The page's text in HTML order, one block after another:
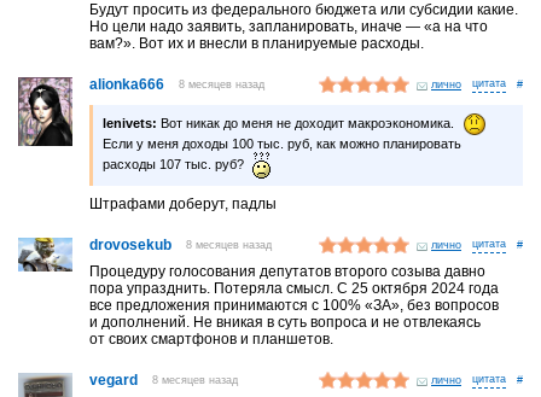
Будут просить из федерального бюджета или субсидии какие.
Но цели надо заявить, запланировать, иначе — «а на что
вам?». Вот их и внесли в планируемые расходы.
alionka666 8 месяцев назад лично #
lenivets: Вот никак до меня не доходит макроэкономика.
Если у меня доходы 100 тыс. руб, как можно планировать
расходы 107 тыс. руб?
Штрафами доберут, падлы
drovosekub 8 месяцев назад лично #
Процедуру голосования депутатов второго созыва давно
пора упразднить. Потеряла смысл. С 25 октября 2024 года
все предложения принимаются с 100% «ЗА», без вопросов
и дополнений. Не вникая в суть вопроса и не отвлекаясь
от своих смартфонов и планшетов.
vegard 8 месяцев назад лично #